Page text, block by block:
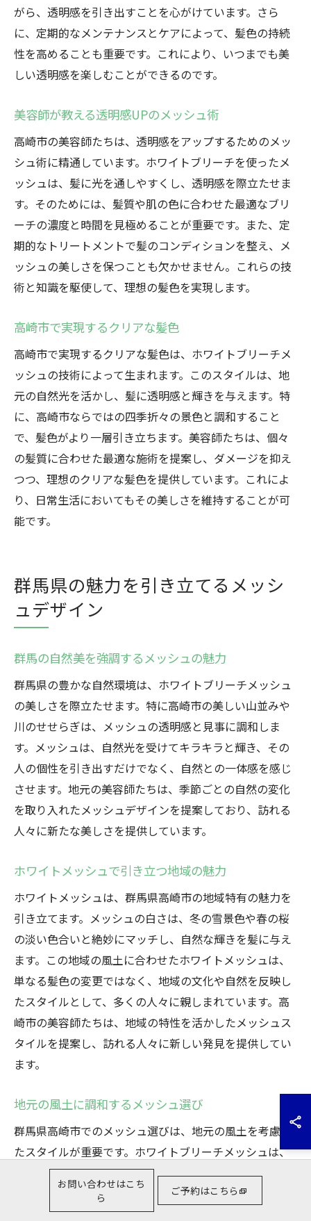
がら、透明感を引き出すことを心がけています。さら
に、定期的なメンテナンスとケアによって、髪色の持続
性を高めることも重要です。これにより、いつまでも美
しい透明感を楽しむことができるのです。
美容師が教える透明感UPのメッシュ術
高崎市の美容師たちは、透明感をアップするためのメッ
シュ術に精通しています。ホワイトブリーチを使ったメ
ッシュは、髪に光を通しやすくし、透明感を際立たせま
す。そのためには、髪質や肌の色に合わせた最適なブリ
ーチの濃度と時間を見極めることが重要です。また、定
期的なトリートメントで髪のコンディションを整え、メ
ッシュの美しさを保つことも欠かせません。これらの技
術と知識を駆使して、理想の髪色を実現します。
高崎市で実現するクリアな髪色
高崎市で実現するクリアな髪色は、ホワイトブリーチメ
ッシュの技術によって生まれます。このスタイルは、地
元の自然光を活かし、髪に透明感と輝きを与えます。特
に、高崎市ならではの四季折々の景色と調和すること
で、髪色がより一層引き立ちます。美容師たちは、個々
の髪質に合わせた最適な施術を提案し、ダメージを抑え
つつ、理想のクリアな髪色を提供しています。これによ
り、日常生活においてもその美しさを維持することが可
能です。
群馬県の魅力を引き立てるメッシ
ュデザイン
群馬の自然美を強調するメッシュの魅力
群馬県の豊かな自然環境は、ホワイトブリーチメッシュ
の美しさを際立たせます。特に高崎市の美しい山並みや
川のせせらぎは、メッシュの透明感と見事に調和しま
す。メッシュは、自然光を受けてキラキラと輝き、その
人の個性を引き出すだけでなく、自然との一体感を感じ
させます。地元の美容師たちは、季節ごとの自然の変化
を取り入れたメッシュデザインを提案しており、訪れる
人々に新たな美しさを提供しています。
ホワイトメッシュで引き立つ地域の魅力
ホワイトメッシュは、群馬県高崎市の地域特有の魅力を
引き立てます。メッシュの白さは、冬の雪景色や春の桜
の淡い色合いと絶妙にマッチし、自然な輝きを髪に与え
ます。この地域の風土に合わせたホワイトメッシュは、
単なる髪色の変更ではなく、地域の文化や自然を反映し
たスタイルとして、多くの人々に親しまれています。高
崎市の美容師たちは、地域の特性を活かしたメッシュス
タイルを提案し、訪れる人々に新しい発見を提供してい
ます。
地元の風土に調和するメッシュ選び
群馬県高崎市でのメッシュ選びは、地元の風土を考慮し
たスタイルが重要です。ホワイトブリーチメッシュは、
群馬特有の爽やかな風や豊かな自然と調和し、髪に自然
な美しさをもたらします。特に、地元の美容師たちは、
季節ごとの自然の移ろいを取り入れたメッシュデザイン
お問い合わせはこち
ら
ご予約はこちら